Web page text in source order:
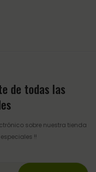
de todas las
sobre nuestra tienda
!!